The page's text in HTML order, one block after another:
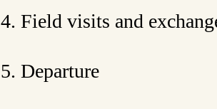
4. Field visits and
5. Departure